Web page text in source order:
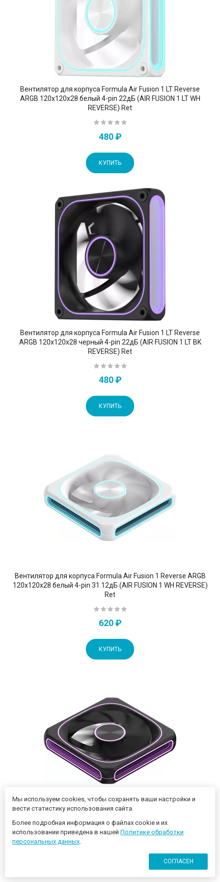
Вентилятор для корпуса Formula Air Fusion 1 LT Reverse
ARGB 120х120x28 белый 4-pin 22дБ (AIR FUSION 1 LT WH
REVERSE) Ret
480 ₽
КУПИТЬ
Вентилятор для корпуса Formula Air Fusion 1 LT Reverse
ARGB 120х120x28 черный 4-pin 22дБ (AIR FUSION 1 LT BK
REVERSE) Ret
480 ₽
КУПИТЬ
Вентилятор для корпуса Formula Air Fusion 1 Reverse ARGB
120х120x28 белый 4-pin 31.12дБ (AIR FUSION 1 WH REVERSE)
Ret
620 ₽
КУПИТЬ
Вентилятор для корпуса Formula Air Fusion 1 Reverse ARGB
120х120x28 черный 4-pin 31.12дБ (AIR FUSION 1 BK
REVERSE) Ret
Мы используем cookies, чтобы сохранять ваши настройки и
вести статистику использования сайта.
Более подробная информация о файлах cookie и их
использовании приведена в нашей Политике обработки
персональных данных.
СОГЛАСЕН